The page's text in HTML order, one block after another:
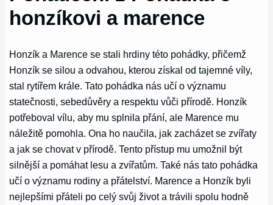
honzíkovi a marence
Honzík a Marence se stali hrdiny této pohádky, přičemž
Honzík se silou a odvahou, kterou získal od tajemné víly,
stal rytířem krále. Tato pohádka nás učí o významu
statečnosti, sebedůvěry a respektu vůči přírodě. Honzík
potřeboval vílu, aby mu splnila přání, ale Marence mu
náležitě pomohla. Ona ho naučila, jak zacházet se zvířaty
a jak se chovat v přírodě. Tento přístup mu umožnil být
silnější a pomáhat lesu a zvířatům. Také nás tato pohádka
učí o významu rodiny a přátelství. Marence a Honzík byli
nejlepšími přáteli po celý svůj život a trávili spolu hodně